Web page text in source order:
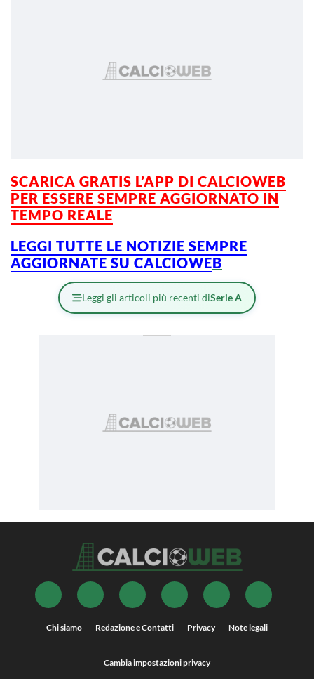
SCARICA GRATIS L’APP DI CALCIOWEB
PER ESSERE SEMPRE AGGIORNATO IN
TEMPO REALE
LEGGI TUTTE LE NOTIZIE SEMPRE
AGGIORNATE SU CALCIOWEB
Leggi gli articoli più recenti diSerie A
Chi siamo Redazione e Contatti Privacy Note legali
Cambia impostazioni privacy